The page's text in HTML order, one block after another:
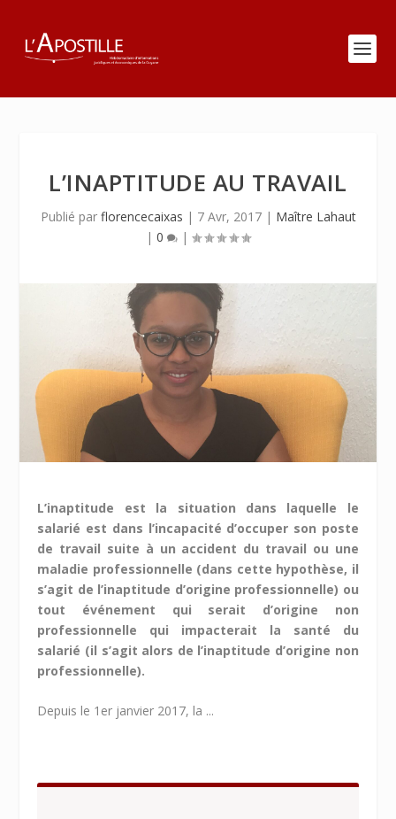
L’INAPTITUDE AU TRAVAIL
Publié par florencecaixas | 7 Avr, 2017| Maître Lahaut
| 0 |
L’inaptitude est la situation dans laquelle le
salarié est dans l’incapacité d’occuper son poste
de travail suite à un accident du travail ou une
maladie professionnelle (dans cette hypothèse, il
s’agit de l’inaptitude d’origine professionnelle) ou
tout événement qui serait d’origine non
professionnelle qui impacterait la santé du
salarié (il s’agit alors de l’inaptitude d’origine non
professionnelle).
Depuis le 1 er janvier 2017, la ...